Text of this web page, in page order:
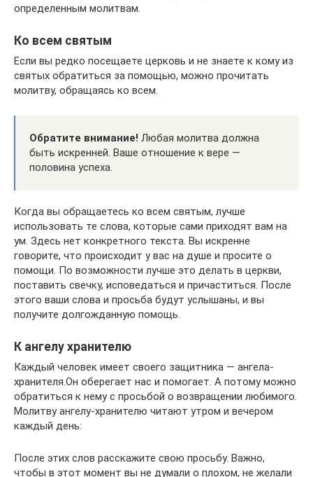
определенным молитвам.
Ко всем святым
Если вы редко посещаете церковь и не знаете к кому из
святых обратиться за помощью, можно прочитать
молитву, обращаясь ко всем.
Обратите внимание! Любая молитва должна
быть искренней. Ваше отношение к вере —
половина успеха.
Когда вы обращаетесь ко всем святым, лучше
использовать те слова, которые сами приходят вам на
ум. Здесь нет конкретного текста. Вы искренне
говорите, что происходит у вас на душе и просите о
помощи. По возможности лучше это делать в церкви,
поставить свечку, исповедаться и причаститься. После
этого ваши слова и просьба будут услышаны, и вы
получите долгожданную помощь.
К ангелу хранителю
Каждый человек имеет своего защитника — ангела-
хранителя.Он оберегает нас и помогает. А потому можно
обратиться к нему с просьбой о возвращении любимого.
Молитву ангелу-хранителю читают утром и вечером
каждый день:
После этих слов расскажите свою просьбу. Важно,
чтобы в этот момент вы не думали о плохом, не желали